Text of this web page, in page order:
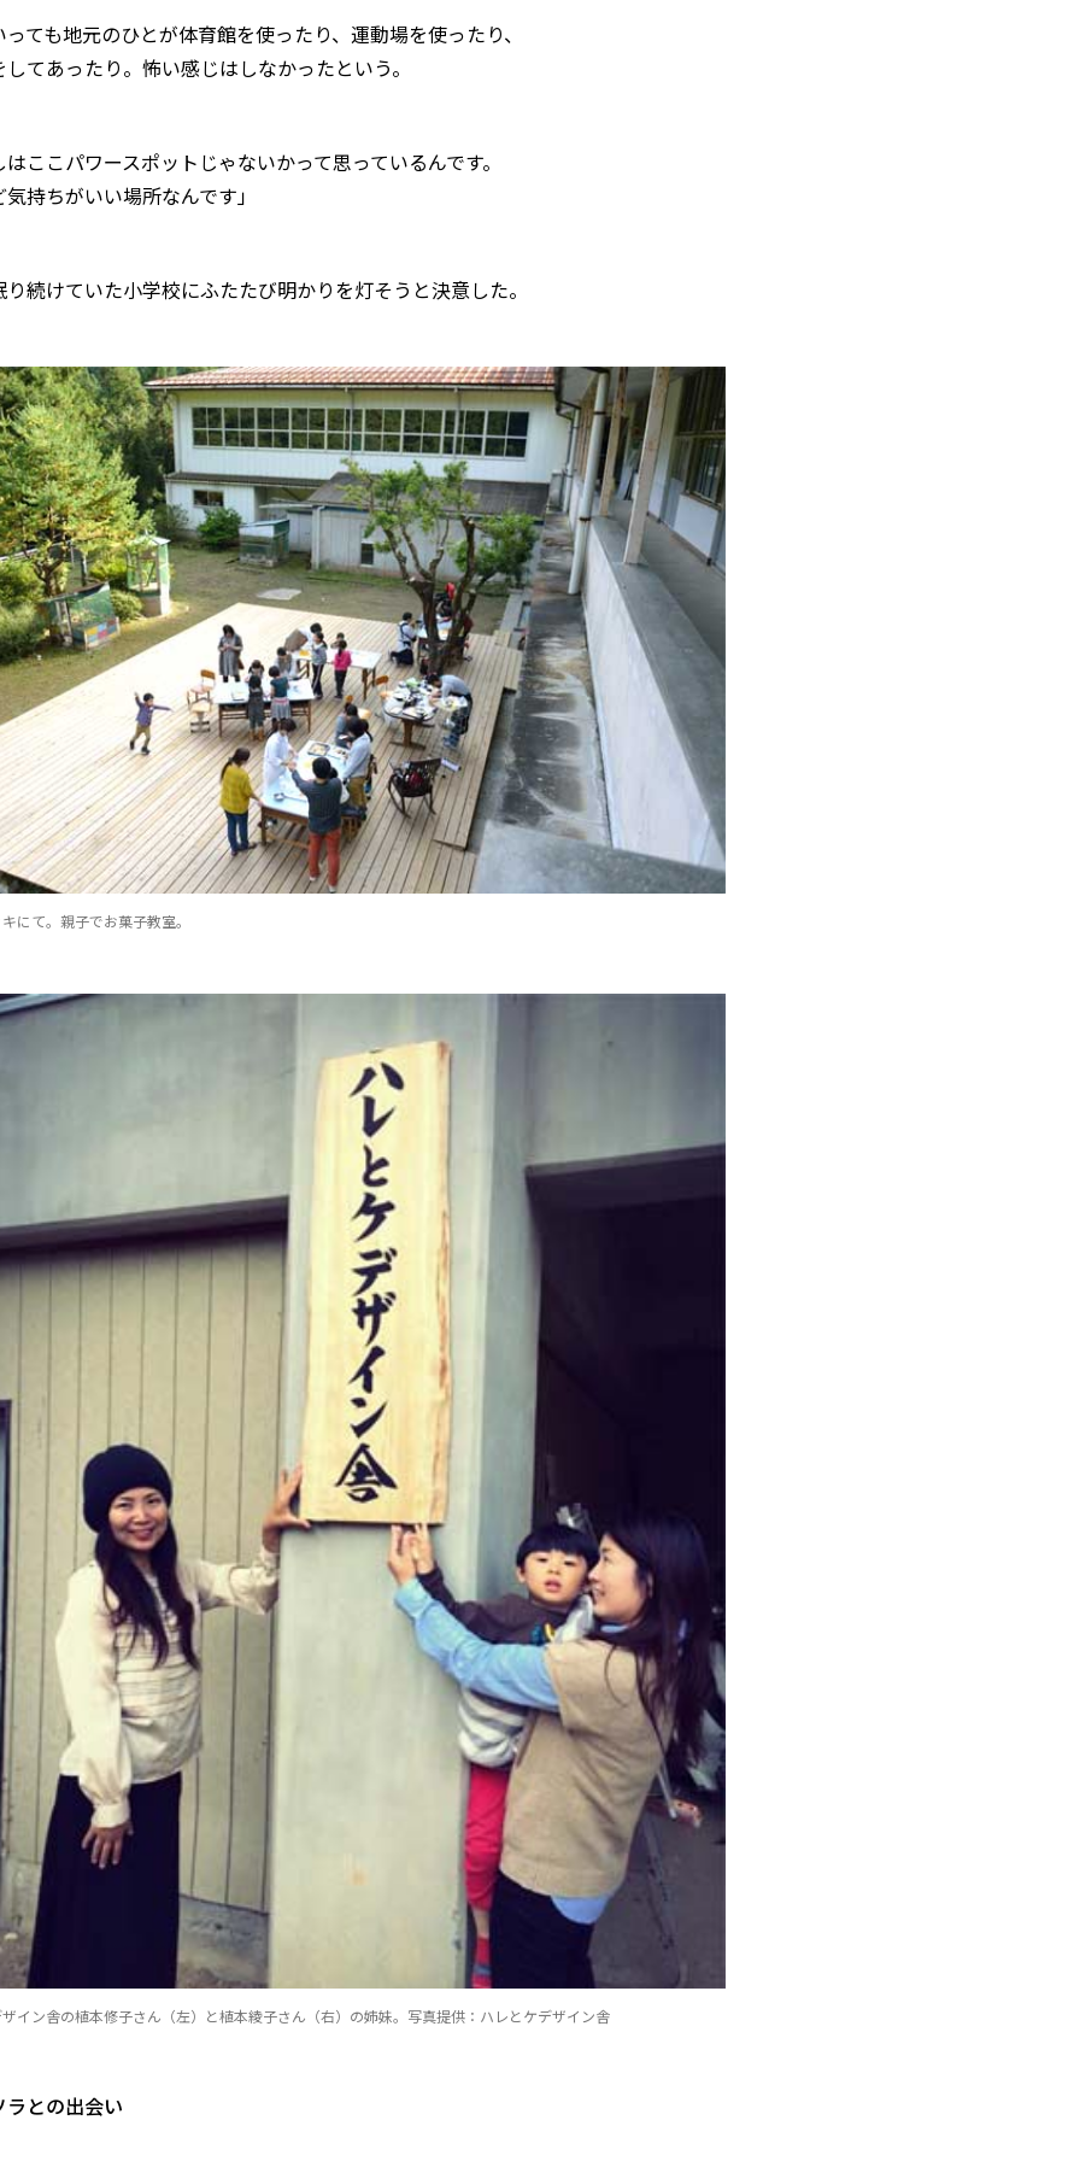
ても地元のひとが体育館を使ったり、運動場を使ったり、
てあったり。怖い感じはしなかったという。
ここパワースポットじゃないかって思っているんです。
持ちがいい場所なんです」
続けていた小学校にふたたび明かりを灯そうと決意した。
にて。親子でお菓子教室。
イン舎の植本修子さん（左）と植本綾子さん（右）の姉妹。写真提供：ハレとケデザイン舎
ラとの出会い